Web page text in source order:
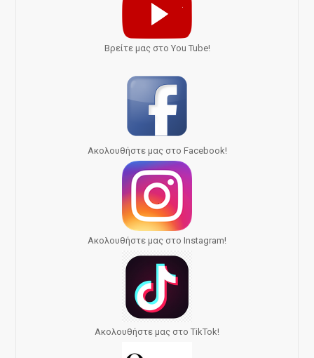
Bρείτε μας στο You Tube!
Ακολουθήστε μας στο Facebook!
Ακολουθήστε μας στο Instagram!
Ακολουθήστε μας στο TikTok!